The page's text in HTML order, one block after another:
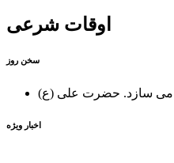
اوقات شرعی
سخن روز
می سازد.
اخبار ویژه